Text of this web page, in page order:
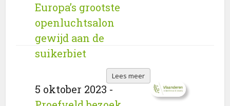
Europa’s grootste
openluchtsalon
gewijd aan de
suikerbiet
Lees meer
5 oktober 2023 -